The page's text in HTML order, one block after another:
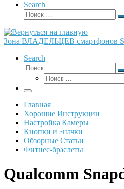
Search
Поиск
Зона ВЛАДЕЛЬЦЕВ смартфонов
Search
Поиск
Поиск
Меню
Главная
Хорошие Инструкции
Настройка Камеры
Кнопки и Значки
Обзорные Статьи
Фитнес-браслеты
Qualcomm